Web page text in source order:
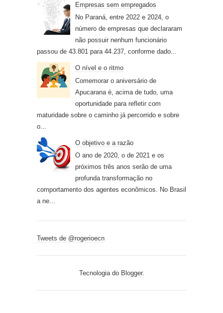
Empresas sem empregados
No Paraná, entre 2022 e 2024, o
número de empresas que declararam
não possuir nenhum funcionário
passou de 43.801 para 44.237, conforme dado...
O nível e o ritmo
Comemorar o aniversário de
Apucarana é, acima de tudo, uma
oportunidade para refletir com
maturidade sobre o caminho já percorrido e sobre
o...
O objetivo e a razão
O ano de 2020, o de 2021 e os
próximos três anos serão de uma
profunda transformação no
comportamento dos agentes econômicos. No Brasil
a ne...
Tweets de @rogerioecn
Tecnologia do Blogger.